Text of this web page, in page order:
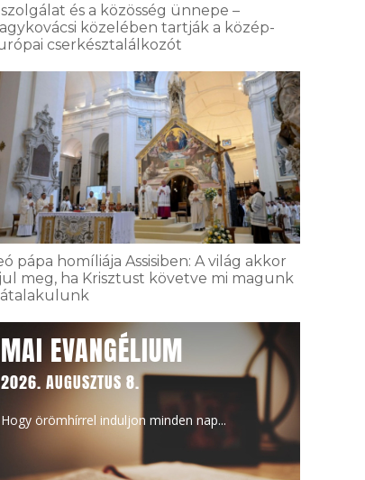
és a közösség ünnepe –
közelében tartják a közép-
cserkésztalálkozót
pápa homíliája Assisiben: A világ akkor
meg, ha Krisztust követve mi magunk
átalakulunk
MAI EVANGÉLIUM
2026. AUGUSZTUS 8.
Hogy örömhírrel induljon minden nap...